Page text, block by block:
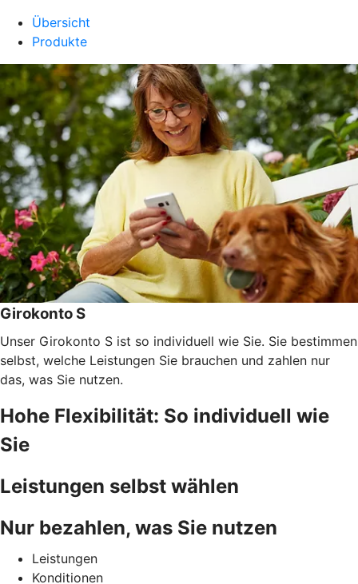
Übersicht
Produkte
Girokonto S
Unser Girokonto S ist so individuell wie Sie. Sie bestimmen
selbst, welche Leistungen Sie brauchen und zahlen nur
das, was Sie nutzen.
Hohe Flexibilität: So individuell wie
Sie
Leistungen selbst wählen
Nur bezahlen, was Sie nutzen
Leistungen
Konditionen